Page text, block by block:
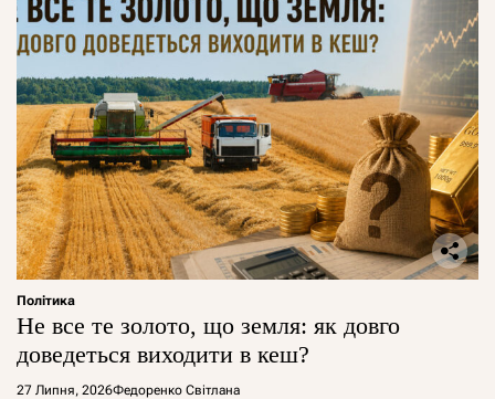
Політика
Не все те золото, що земля: як довго
доведеться виходити в кеш?
27 Липня, 2026Федоренко Світлана